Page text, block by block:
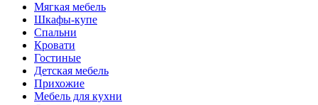
Мягкая мебель
Шкафы-купе
Спальни
Кровати
Гостиные
Детская мебель
Прихожие
Мебель для кухни